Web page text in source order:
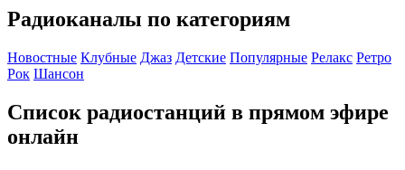
Радиоканалы по категориям
Новостные Клубные Джаз Детские Популярные Релакс Ретро
Рок Шансон
Список радиостанций в прямом эфире
онлайн